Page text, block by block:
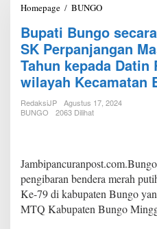
Homepage / BUNGO
p
a
t
i
B
n
c
a
r
a
Bupati Bungo
SK Perpanjangan
Tahun kepada Datin
wilayah Kecamatan
RedaksiJP
Agustus 17, 2024
BUNGO
2063 Dilihat
pengibaran bendera merah
Ke-79 di kabupaten Bungo
MTQ Kabupaten Bungo